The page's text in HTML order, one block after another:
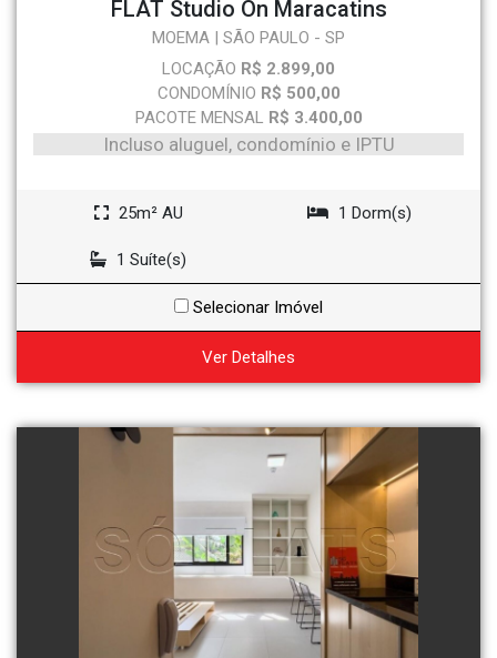
FLAT Studio On Maracatins
MOEMA | SÃO PAULO - SP
LOCAÇÃO R$ 2.899,00
CONDOMÍNIO R$ 500,00
PACOTE MENSAL R$ 3.400,00
Incluso aluguel, condomínio e IPTU
25m² AU 1 Dorm(s)
1 Suíte(s)
Selecionar Imóvel
Ver Detalhes